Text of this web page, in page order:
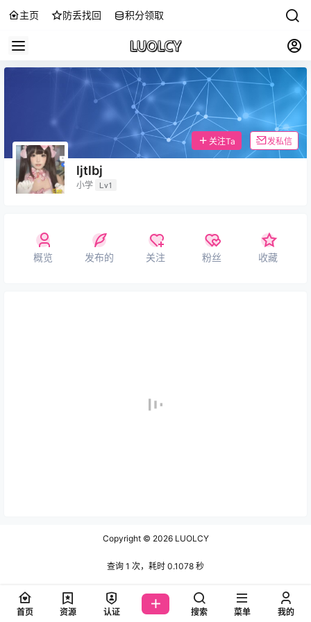
主页 防丢找回 积分领取
ljtlbj
小学 Lv1
关注Ta 发私信
概览 发布的 关注 粉丝 收藏
Copyright © 2026LUOLCY
查询 1 次，耗时 0.1078 秒
首页 资源 认证 搜索 菜单 我的